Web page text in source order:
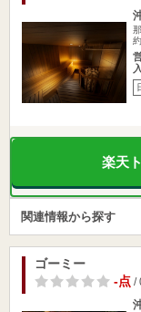
楽天
関連情報から探す
ゴーミー
-点/